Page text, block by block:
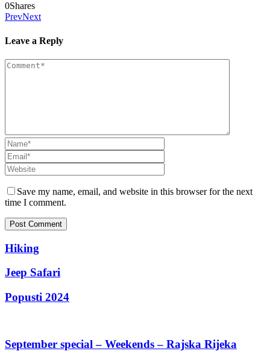
0Shares
PrevNext
Leave a Reply
Save my name, email, and website in this browser for the next
time I comment.
Hiking
Jeep Safari
Popusti 2024
September special – Weekends – Rajska Rijeka